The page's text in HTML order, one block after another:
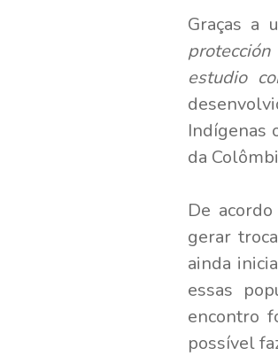
Graças a
estudio
Indígenas
da
De
gerar
ainda
essas
encontro
possível